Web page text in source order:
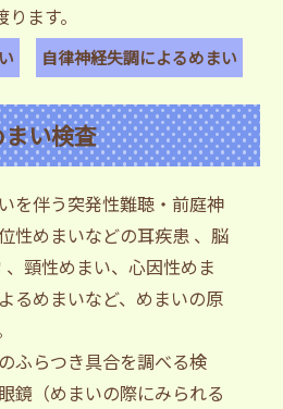
ます。
自律神経失調によるめまい
い検査
を伴う突発性難聴・前庭神
性めまいなどの耳疾患 、脳
頸性めまい、心因性めま
るめまいなど、めまいの原
ふらつき具合を調べる検
鏡（めまいの際にみられる